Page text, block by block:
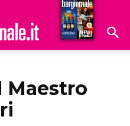
Hoteldomani
Maestro